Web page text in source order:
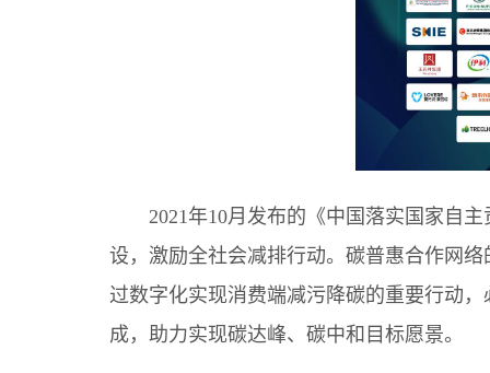
2021年10月发布的《中国落实国家自
设，激励全社会减排行动。碳普惠合作网
过数字化实现消费端减污降碳的重要行动
成，助力实现碳达峰、碳中和目标愿景。